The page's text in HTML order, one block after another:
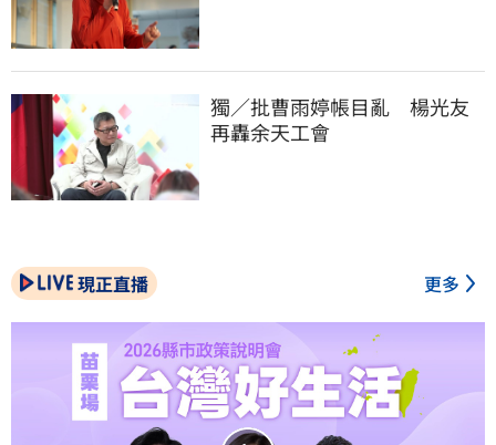
獨／批曹雨婷帳目亂　楊光友
再轟余天工會
現正直播 更多